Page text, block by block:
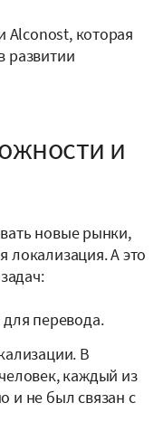
которая
развитии
и
новые рынки,
локализация. А это
перевода.
В
каждый из
и не был связан с